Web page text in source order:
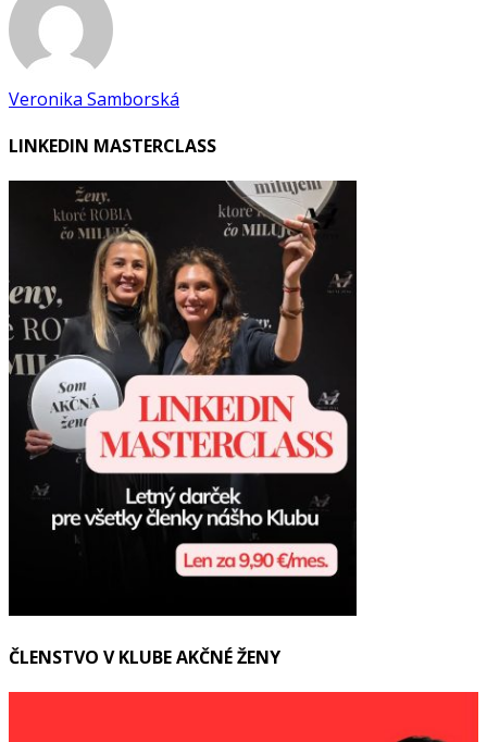
Veronika Samborská
LINKEDIN MASTERCLASS
ČLENSTVO V KLUBE AKČNÉ ŽENY